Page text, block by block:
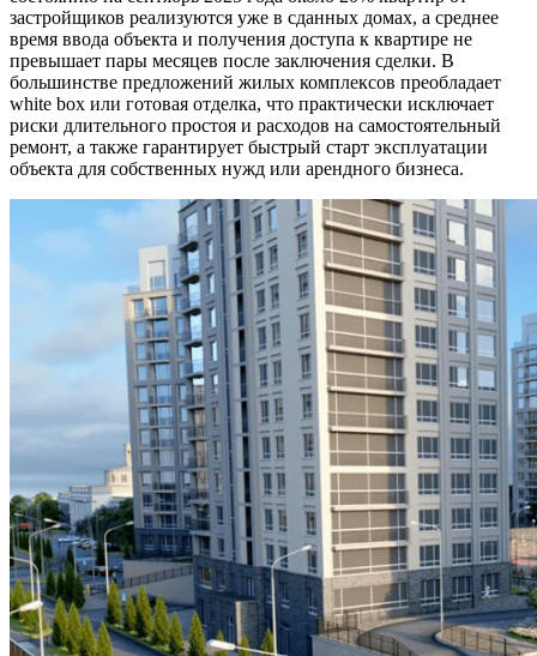
застройщиков реализуются уже в сданных домах, а среднее
время ввода объекта и получения доступа к квартире не
превышает пары месяцев после заключения сделки. В
большинстве предложений жилых комплексов преобладает
white box или готовая отделка, что практически исключает
риски длительного простоя и расходов на самостоятельный
ремонт, а также гарантирует быстрый старт эксплуатации
объекта для собственных нужд или арендного бизнеса.